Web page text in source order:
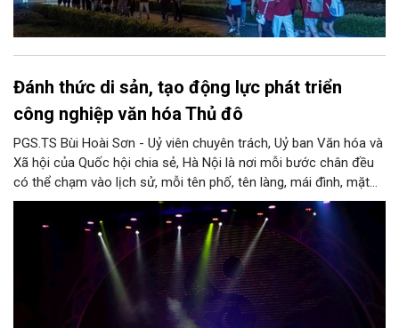
Đánh thức di sản, tạo động lực phát triển
công nghiệp văn hóa Thủ đô
PGS.TS Bùi Hoài Sơn - Uỷ viên chuyên trách, Uỷ ban Văn hóa và
Xã hội của Quốc hội chia sẻ, Hà Nội là nơi mỗi bước chân đều
có thể chạm vào lịch sử, mỗi tên phố, tên làng, mái đình, mặt
hồ, nếp nhà, câu hát, món ăn, làn điệu, nghề thủ công đều có
thể kể một câu chuyện về chiều sâu văn hiến của dân tộc.
Nhưng trong kỷ nguyên mới, câu hỏi đặt ra không chỉ Hà Nội có
bao nhiêu di sản, bao nhiêu văn nghệ sĩ, trí thức, không gian ký
ức, mà là làm thế nào để những giá trị ấy trở thành nguồn lực
phát triển, thành sức mạnh mềm, thành động lực sáng tạo,
thành năng lực cạnh tranh của Thủ đô.